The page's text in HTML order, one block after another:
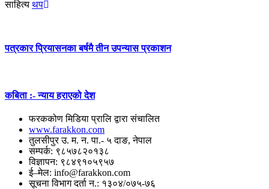
साहित्य थप
पत्रकार प्रियासनका बर्षमै तीन उपन्यास प्रकाशन
कबिता :- न्याय हराएको देश
फरककोण मिडिया प्रालि द्वारा संचालित
www.farakkon.com
तुलसीपुर उ. म. न. पा.- ५ दाङ, नेपाल
सम्पर्क: ९८५७८२०१३८
विज्ञापन: ९८४९१०५९५७
ई–मेल: info@farakkon.com
सूचना विभाग दर्ता न.: १३०४/०७५-७६